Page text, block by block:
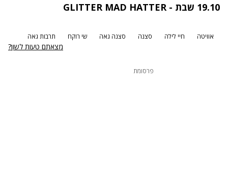
19.10 שבת - GLITTER MAD HATTER
אוויטה חיי לילה סצנה סצנה גאה שי רוקח תרבות גאה
מצאתם טעות לשון?
פרסומת